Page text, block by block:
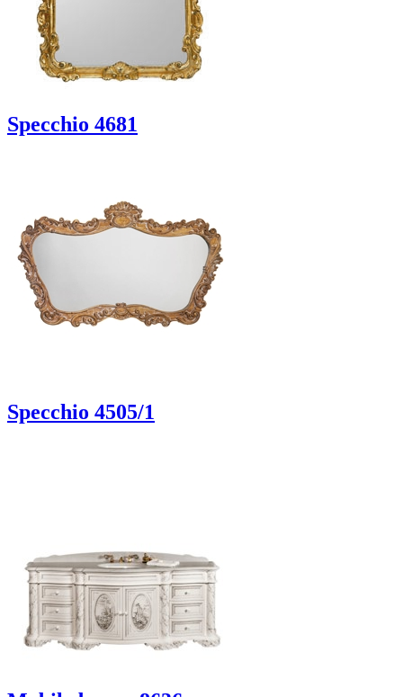
Specchio 4681
Specchio 4505/1